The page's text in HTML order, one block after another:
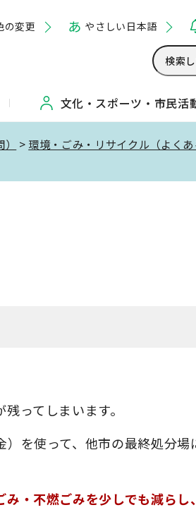
の変更 やさしい日本語
文化・ スポーツ・ 市民活
> 環境・ごみ・リサイクル（よくあ
ってしまいます。
を使って、他市の最終処分場
み・不燃ごみを少しでも減らし